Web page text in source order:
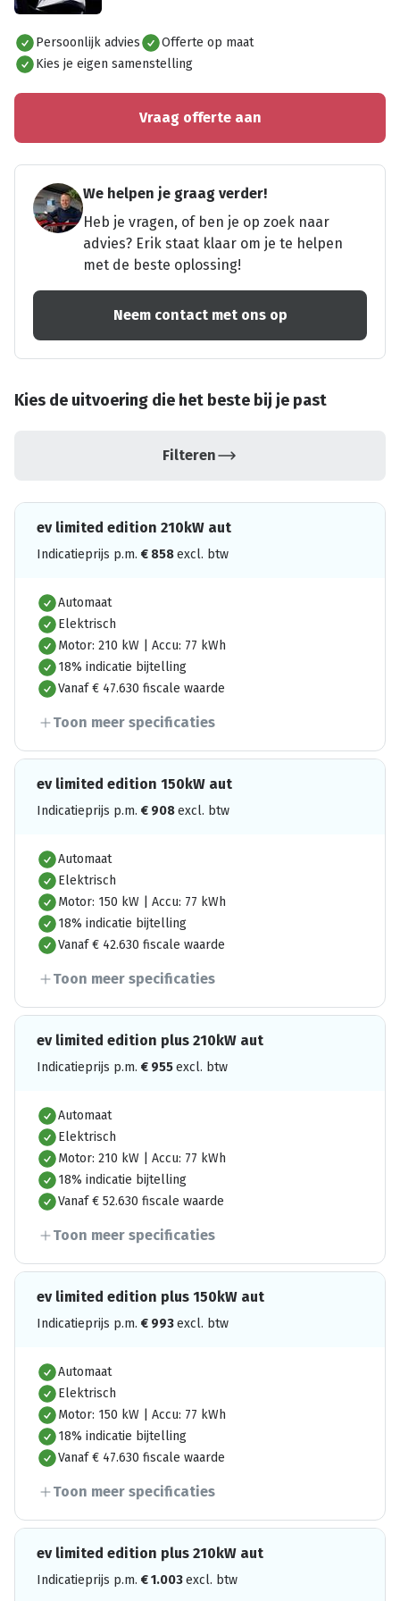
Alles bekijken
Persoonlijk advies
Offerte op maat
Kies je eigen samenstelling
Vraag offerte aan
We helpen je graag verder!
Heb je vragen, of ben je op zoek naar
advies? Erik staat klaar om je te helpen
met de beste oplossing!
Neem contact met ons op
Kies de uitvoering die het beste bij je past
Filteren
ev limited edition 210kW aut
Indicatieprijs p.m. € 858excl. btw
Automaat
Elektrisch
Motor: 210 kW | Accu: 77 kWh
18% indicatie bijtelling
Vanaf € 47.630 fiscale waarde
Toon meer specificaties
ev limited edition 150kW aut
Indicatieprijs p.m. € 908excl. btw
Automaat
Elektrisch
Motor: 150 kW | Accu: 77 kWh
18% indicatie bijtelling
Vanaf € 42.630 fiscale waarde
Toon meer specificaties
ev limited edition plus 210kW aut
Indicatieprijs p.m. € 955excl. btw
Automaat
Elektrisch
Motor: 210 kW | Accu: 77 kWh
18% indicatie bijtelling
Vanaf € 52.630 fiscale waarde
Toon meer specificaties
ev limited edition plus 150kW aut
Indicatieprijs p.m. € 993excl. btw
Automaat
Elektrisch
Motor: 150 kW | Accu: 77 kWh
18% indicatie bijtelling
Vanaf € 47.630 fiscale waarde
Toon meer specificaties
ev limited edition plus 210kW aut
Indicatieprijs p.m. €1.003excl. btw